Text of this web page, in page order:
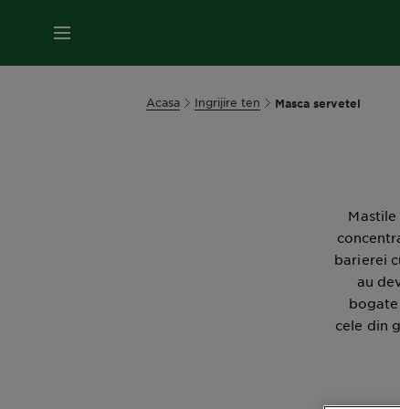
MENIU
Acasa Ingrijire ten Masca servetel
barierei
au
cele din